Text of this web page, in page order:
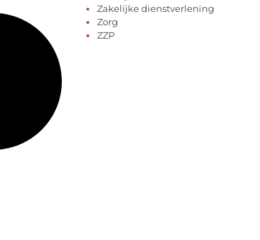
Zakelijke dienstverlening
Zorg
ZZP